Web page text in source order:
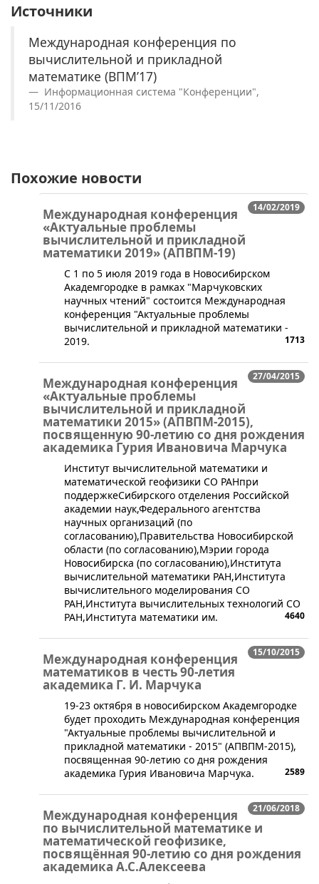
Источники
Международная конференция по
вычислительной и прикладной
математике (ВПМ’17)
Информационная система "Конференции",
15/11/2016
Похожие новости
14/02/2019
Международная конференция
«Актуальные проблемы
вычислительной и прикладной
математики 2019» (АПВПМ-19)
С 1 по 5 июля 2019 года в Новосибирском
Академгородке в рамках "Марчуковских
научных чтений" состоится Международная
конференция "Актуальные проблемы
вычислительной и прикладной математики -
2019.
1713
27/04/2015
Международная конференция
«Актуальные проблемы
вычислительной и прикладной
математики 2015» (АПВПМ-2015),
посвященную 90-летию со дня рождения
академика Гурия Ивановича Марчука
​Институт вычислительной математики и
математической геофизики СО РАНпри
поддержкеСибирского отделения Российской
академии наук,Федерального агентства
научных организаций (по
согласованию),Правительства Новосибирской
области (по согласованию),Мэрии города
Новосибирска (по согласованию),Института
вычислительной математики РАН,Института
вычислительного моделирования СО
РАН,Института вычислительных технологий СО
РАН,Института математики им.
4640
15/10/2015
Международная конференция
математиков в честь 90-летия
академика Г. И. Марчука
​19-23 октября в новосибирском Академгородке
будет проходить Международная конференция
"Актуальные проблемы вычислительной и
прикладной математики - 2015" (АПВПМ-2015),
посвященная 90-летию со дня рождения
академика Гурия Ивановича Марчука.
2589
21/06/2018
Международная конференция
по вычислительной математике и
математической геофизике,
посвящённая 90-летию со дня рождения
академика А.С.Алексеева